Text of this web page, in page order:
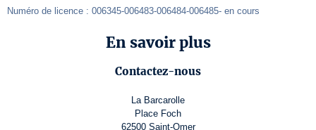
Numéro de licence : 006345-006483-006484-006485- en cours
En savoir plus
Contactez-nous
La Barcarolle
Place Foch
62500 Saint-Omer